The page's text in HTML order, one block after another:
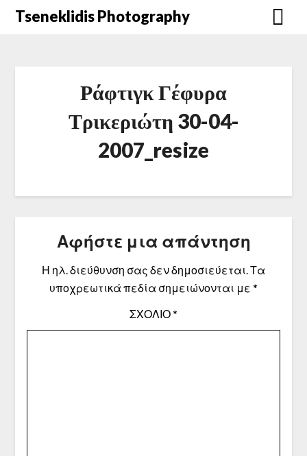
Μετάβαση
Tseneklidis Photography
Ράφτιγκ Γέφυρα
Τρικεριώτη 30-04-
2007_resize
Αφήστε μια απάντηση
Η ηλ. διεύθυνση σας δεν δημοσιεύεται.Τα
υποχρεωτικά πεδία σημειώνονται με *
ΣΧΌΛΙΟ*